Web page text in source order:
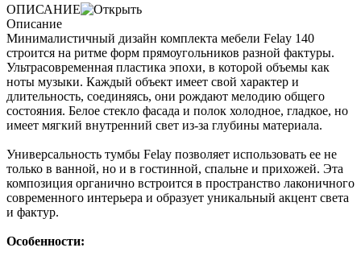
ОПИСАНИЕ
Описание
Минималистичный дизайн комплекта мебели Felay 140
строится на ритме форм прямоугольников разной фактуры.
Ультрасовременная пластика эпохи, в которой объемы как
ноты музыки. Каждый объект имеет свой характер и
длительность, соединяясь, они рождают мелодию общего
состояния. Белое стекло фасада и полок холодное, гладкое, но
имеет мягкий внутренний свет из-за глубины материала.
Универсальность тумбы Felay позволяет использовать ее не
только в ванной, но и в гостинной, спальне и прихожей. Эта
композиция органично встроится в пространство лаконичного
современного интерьера и образует уникальный акцент света
и фактур.
Особенности: